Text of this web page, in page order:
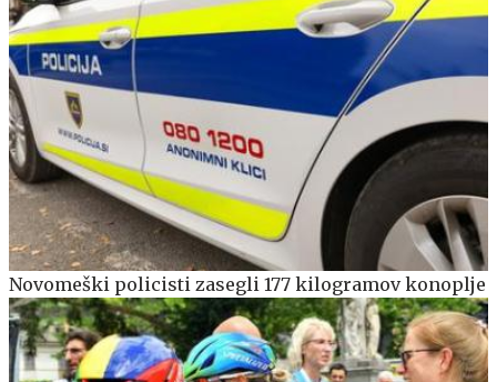
Novomeški policisti zasegli 177 kilogramov konoplje